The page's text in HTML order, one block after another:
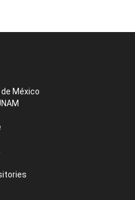
México